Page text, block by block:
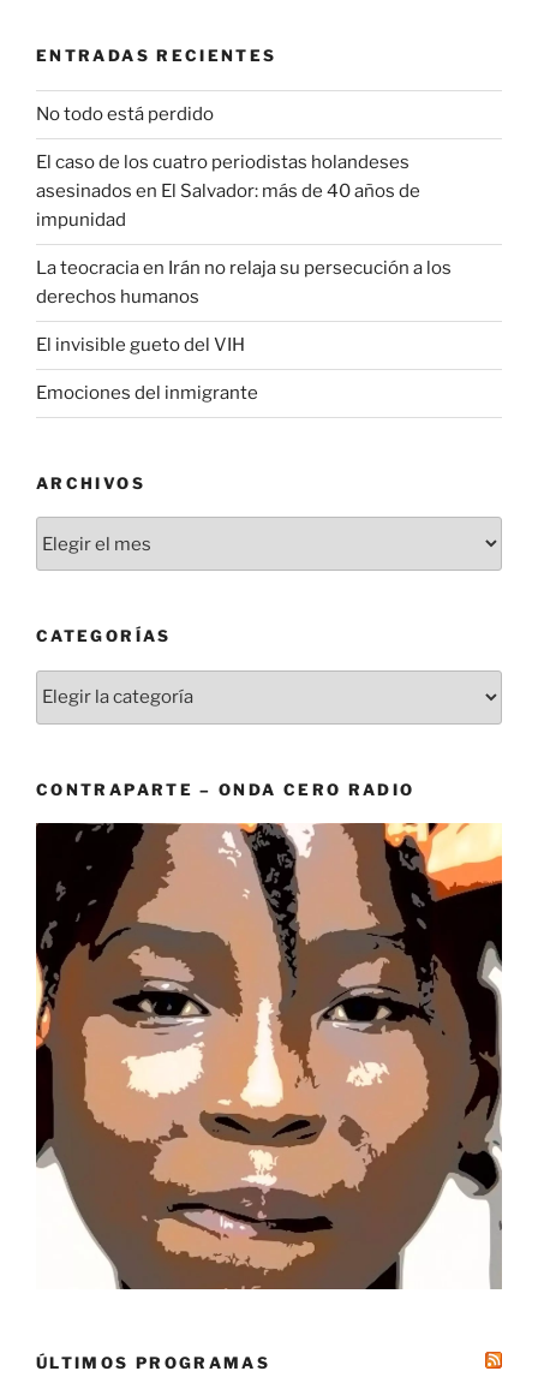
ENTRADAS RECIENTES
No todo está perdido
El caso de los cuatro periodistas holandeses
asesinados en El Salvador: más de 40 años de
impunidad
La teocracia en Irán no relaja su persecución a los
derechos humanos
El invisible gueto del VIH
Emociones del inmigrante
ARCHIVOS
CATEGORÍAS
CONTRAPARTE – ONDA CERO RADIO
ÚLTIMOS PROGRAMAS